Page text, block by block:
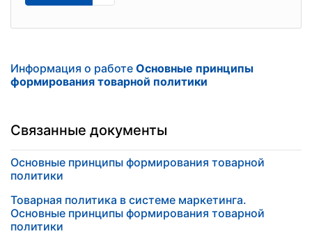
Информация о работе Основные принципы
формирования товарной политики
Связанные документы
Основные принципы формирования товарной
политики
Товарная политика в системе маркетинга.
Основные принципы формирования товарной
политики